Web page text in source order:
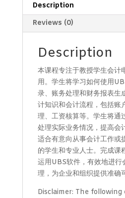
-
Accounting
(UBS)
quantity
Description
Reviews (0)
Description
本课程专注于教授学生会计
用。学生将学习如何使用
录、账务处理和财务报表生
计知识和会计流程，包括账
理、工资核算等。学生将通
处理实际业务情况，提高会
适合有意向从事会计工作或
的学生和专业人士。完成课
运用UBS软件，有效地进行
理，为企业和组织提供准确
Disclaimer: The following